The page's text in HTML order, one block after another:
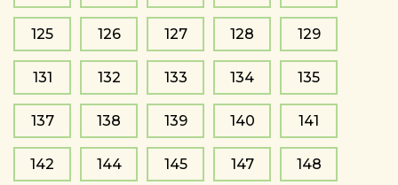
125 126 127 128 129
131 132 133 134 135
137 138 139 140 141
142 144 145 147 148